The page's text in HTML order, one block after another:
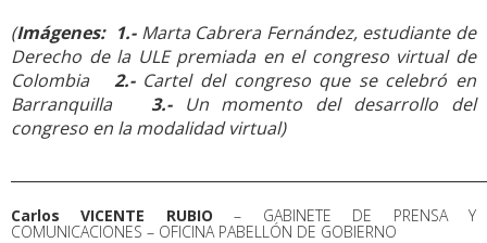
(Imágenes: 1.- Marta Cabrera Fernández, estudiante de
Derecho de la ULE premiada en el congreso virtual de
Colombia 2.-Cartel del congreso que se celebró en
Barranquilla 3.-Un momento del desarrollo del
congreso en la modalidad virtual)
Carlos VICENTE RUBIO– GABINETE DE PRENSA Y
COMUNICACIONES – OFICINA PABELLÓN DE GOBIERNO